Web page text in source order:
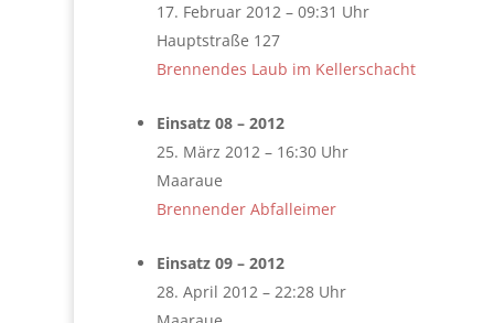
17. Februar 2012 – 09:31 Uhr
Hauptstraße 127
Brennendes Laub im Kellerschacht
Einsatz 08 – 2012
25. März 2012 – 16:30 Uhr
Maaraue
Brennender Abfalleimer
Einsatz 09 – 2012
28. April 2012 – 22:28 Uhr